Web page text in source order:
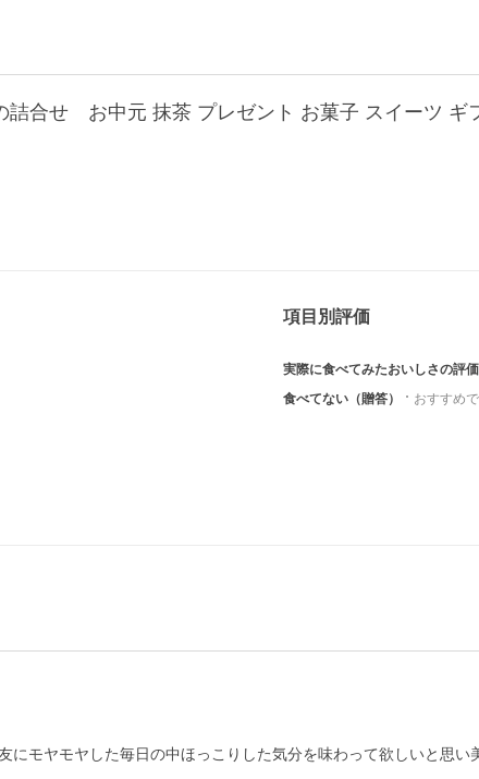
項目別評価
実際に食べてみたおいしさの評価
食べてない（贈答）
おすすめ
にモヤモヤした毎日の中ほっこりした気分を味わって欲しいと思